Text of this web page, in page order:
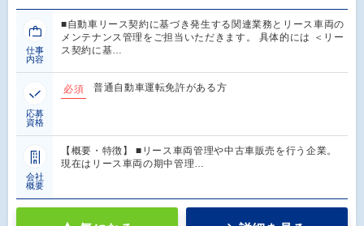
仕事
内容
■自動車リース契約に基づき発生する関連業務とリース車両の
メンテナンス管理をご担当いただきます。 具体的には ＜リー
ス契約に基…
応募
資格
必須 普通自動車運転免許がある方
会社
概要
【概要・特徴】 ■リース車両管理や中古車販売を行う企業。
現在はリース車両の期中管理…